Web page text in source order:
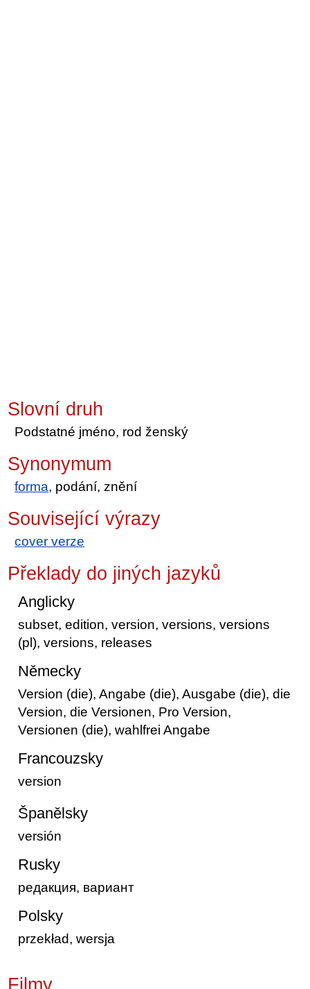
Slovní druh
Podstatné jméno, rod ženský
Synonymum
forma, podání, znění
Související výrazy
cover verze
Překlady do jiných jazyků
Anglicky
subset, edition, version, versions, versions
(pl), versions, releases
Německy
Version (die), Angabe (die), Ausgabe (die), die
Version, die Versionen, Pro Version,
Versionen (die), wahlfrei Angabe
Francouzsky
version
Španělsky
versión
Rusky
редакция, вариант
Polsky
przekład, wersja
Filmy